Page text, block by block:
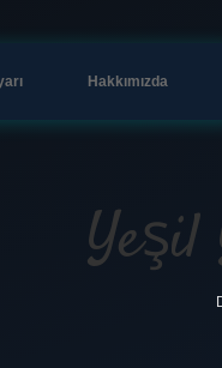
Hakkımızda
Yeşil